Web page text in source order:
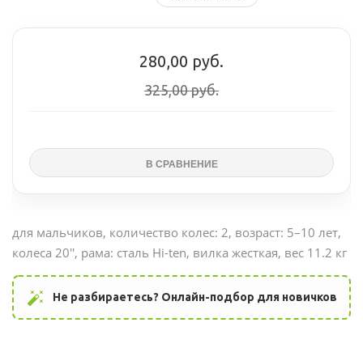
280,00 руб.
325,00 руб.
для мальчиков, количество колес: 2, возраст: 5–10 лет,
колеса 20'', рама: сталь Hi-ten, вилка жесткая, вес 11.2 кг
auto_fix_high Не разбираетесь? Онлайн-подбор для новичков